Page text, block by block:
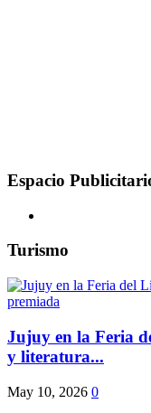
Espacio
Turismo
Jujuy en la Feria
y literatura...
May 10, 2026 0